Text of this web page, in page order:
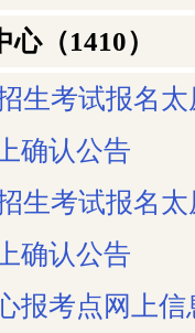
（1410）
生考试报名
确认公告
生考试报名
确认公告
报考点网上